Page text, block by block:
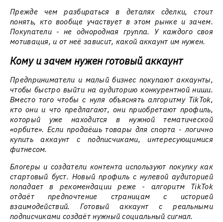
Прежде чем разбираться в деталях сделки, стоит
понять, кто вообще участвует в этом рынке и зачем.
Покупатели - не однородная группа. У каждого своя
мотивация, и от неё зависит, какой аккаунт им нужен.
Кому и зачем нужен готовый аккаунт
Предприниматели и малый бизнес покупают аккаунты,
чтобы быстро выйти на аудиторию конкурентной ниши.
Вместо того чтобы с нуля объяснять алгоритму TikTok,
кто они и что предлагают, они приобретают профиль,
который уже находится в нужной тематической
«орбите». Если продаёшь товары для спорта - логично
купить аккаунт с подписчиками, интересующимися
фитнесом.
Блогеры и создатели контента используют покупку как
стартовый буст. Новый профиль с нулевой аудиторией
попадает в рекомендации реже - алгоритм TikTok
отдаёт предпочтение страницам с историей
взаимодействий. Готовый аккаунт с реальными
подписчиками создаёт нужный социальный сигнал.